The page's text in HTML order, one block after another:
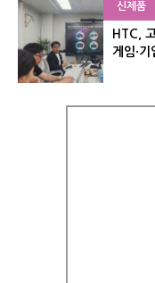
신제품
HTC,
게임·